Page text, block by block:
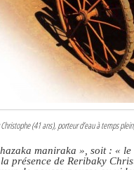
(41 ans), porteur d’eau à temps
maniraka », soit : «
présence de Reribaky